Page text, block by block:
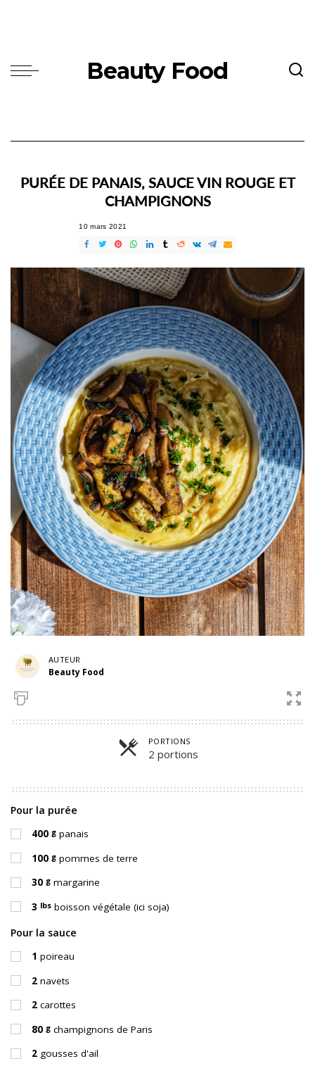
Beauty Food
PURÉE DE PANAIS, SAUCE VIN ROUGE ET
CHAMPIGNONS
10 mars 2021
AUTEUR
Beauty Food
PORTIONS
2 portions
Pour la purée
400 g panais
100 g pommes de terre
30 g margarine
3 lbs boisson végétale (ici soja)
Pour la sauce
1 poireau
2 navets
2 carottes
80 g champignons de Paris
2 gousses d'ail